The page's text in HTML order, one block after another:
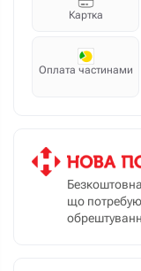
Картка
Оплата частинами
що